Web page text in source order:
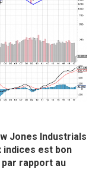
Jones Industrials
indices est bon
rapport au